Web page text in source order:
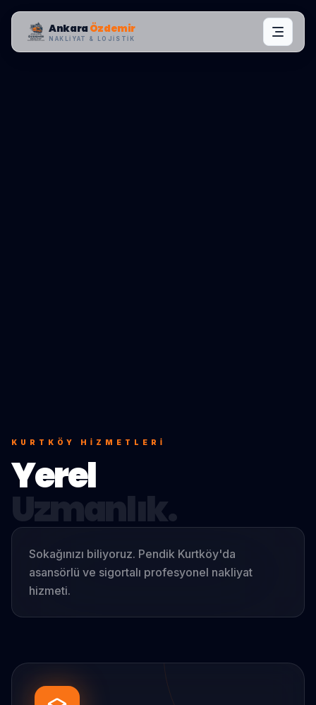
AnkaraÖzdemir
NAKLIYAT & LOJISTIK
KURTKÖY HIZMETLERI
Yerel
Uzmanlık.
Sokağınızı biliyoruz. Pendik Kurtköy'da
asansörlü ve sigortalı profesyonel nakliyat
hizmeti.